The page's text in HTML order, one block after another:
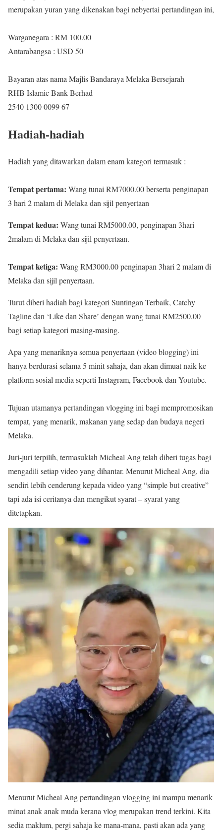
merupakan yuran yang dikenakan bagi nebyertai pertandingan ini,
Warganegara : RM 100.00
Antarabangsa : USD 50
Bayaran atas nama Majlis Bandaraya Melaka Bersejarah
RHB Islamic Bank Berhad
2540 1300 0099 67
Hadiah-hadiah
Hadiah yang ditawarkan dalam enam kategori termasuk :
Tempat pertama: Wang tunai RM7000.00 berserta penginapan
3 hari 2 malam di Melaka dan sijil penyertaan
Tempat kedua: Wang tunai RM5000.00, penginapan 3hari
2malam di Melaka dan sijil penyertaan.
Tempat ketiga: Wang RM3000.00 penginapan 3hari 2 malam di
Melaka dan sijil penyertaan.
Turut diberi hadiah bagi kategori Suntingan Terbaik, Catchy
Tagline dan ‘Like dan Share’ dengan wang tunai RM2500.00
bagi setiap kategori masing-masing.
Apa yang menariknya semua penyertaan (video blogging) ini
hanya berdurasi selama 5 minit sahaja, dan akan dimuat naik ke
platform sosial media seperti Instagram, Facebook dan Youtube.
Tujuan utamanya pertandingan vlogging ini bagi mempromosikan
tempat, yang menarik, makanan yang sedap dan budaya negeri
Melaka.
Juri-juri terpilih, termasuklah Micheal Ang telah diberi tugas bagi
mengadili setiap video yang dihantar. Menurut Micheal Ang, dia
sendiri lebih cenderung kepada video yang “simple but creative”
tapi ada isi ceritanya dan mengikut syarat – syarat yang
ditetapkan.
Menurut Micheal Ang pertandingan vlogging ini mampu menarik
minat anak anak muda kerana vlog merupakan trend terkini. Kita
sedia maklum, pergi sahaja ke mana-mana, pasti akan ada yang